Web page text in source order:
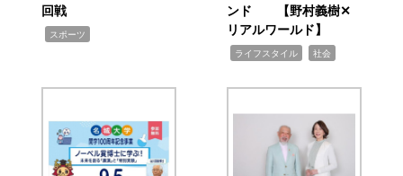
回戦
スポーツ
ンド 【野村義樹✕
リアルワールド】
ライフスタイル 社会